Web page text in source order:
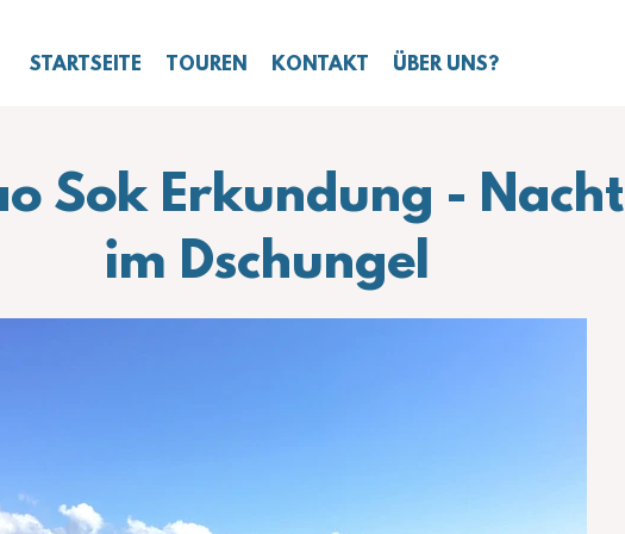
STARTSEITE TOUREN KONTAKT ÜBER UNS?
Sok Erkundung - Nacht
im Dschungel